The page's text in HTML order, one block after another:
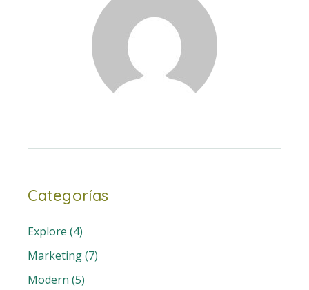
Categorías
Explore (4)
Marketing(7)
Modern (5)